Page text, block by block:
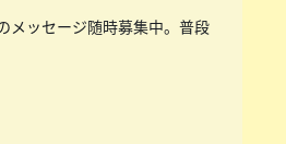
メッセージ随時募集中。普段